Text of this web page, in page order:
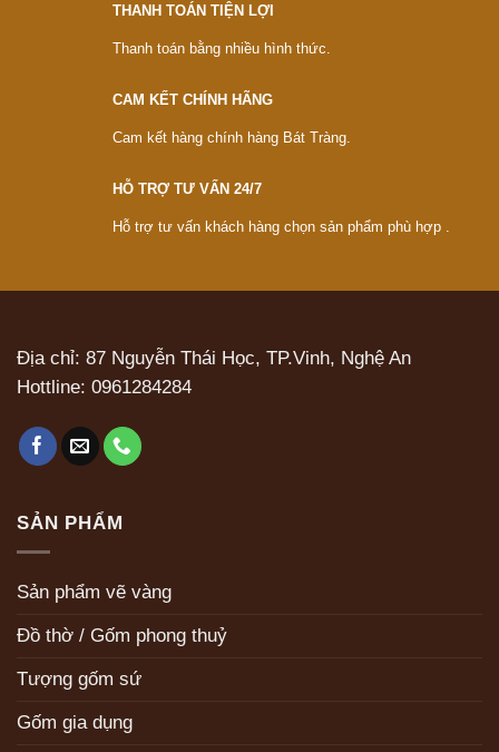
THANH TOÁN TIỆN LỢI
Thanh toán bằng nhiều hình thức.
CAM KẾT CHÍNH HÃNG
Cam kết hàng chính hàng Bát Tràng.
HỖ TRỢ TƯ VẤN 24/7
Hỗ trợ tư vấn khách hàng chọn sản phẩm phù hợp .
Địa chỉ: 87 Nguyễn Thái Học, TP.Vinh, Nghệ An
Hottline: 0961284284
SẢN PHẨM
Sản phẩm vẽ vàng
Đồ thờ / Gốm phong thuỷ
Tượng gốm sứ
Gốm gia dụng